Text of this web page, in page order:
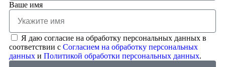
Ваше имя
Я даю согласие на обработку персональных данных в
соответствии с Согласием на обработку персональных
данных и Политикой обработки персональных данных.